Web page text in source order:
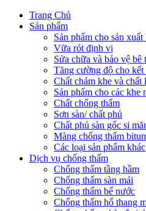
Trang Chủ
Sản phẩm
Sản phẩm cho sản xuất
Vữa rót định vị
Sửa chữa và bảo vệ bê
Tăng cường độ cho kết
Chất chám khe và chất
Sản phẩm cho các khe
Chất chống thấm
Sơn sàn/ chất phủ
Chất phủ sàn gốc si
Màng chống thấm
Các loại sản phẩm khác
Dịch vụ chống thấm
Chống thấm tầng hầm
Chống thấm sàn mái
Chống thấm bể nước
Chống thấm hố thang